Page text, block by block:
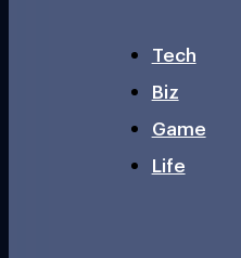
Tech
Biz
Game
Life